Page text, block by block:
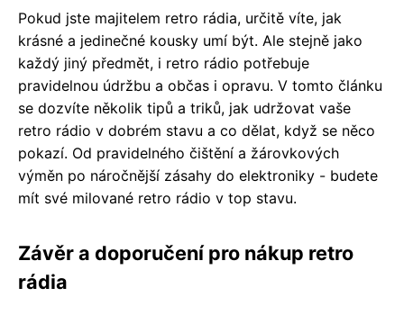
Pokud jste majitelem retro rádia, určitě víte, jak
krásné a jedinečné kousky umí být. Ale stejně jako
každý jiný předmět, i retro rádio potřebuje
pravidelnou údržbu a občas i opravu. V tomto článku
se dozvíte několik tipů a triků, jak udržovat vaše
retro rádio v dobrém stavu a co dělat, když se něco
pokazí. Od pravidelného čištění a žárovkových
výměn po náročnější zásahy do elektroniky - budete
mít své milované retro rádio v top stavu.
Závěr a doporučení pro nákup retro
rádia